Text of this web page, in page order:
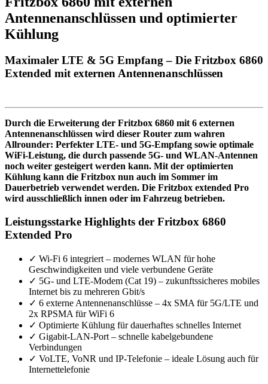
Antennenanschlüssen und optimierter
Kühlung
Maximaler LTE & 5G Empfang – Die Fritzbox 6860
Extended mit externen Antennenanschlüssen
Durch die Erweiterung der Fritzbox 6860 mit 6 externen
Antennenanschlüssen wird dieser Router zum wahren
Allrounder: Perfekter LTE- und 5G-Empfang sowie optimale
WiFi-Leistung, die durch passende 5G- und WLAN-Antennen
noch weiter gesteigert werden kann. Mit der optimierten
Kühlung kann die Fritzbox nun auch im Sommer im
Dauerbetrieb verwendet werden. Die Fritzbox extended Pro
wird ausschließlich innen oder im Fahrzeug betrieben.
Leistungsstarke Highlights der Fritzbox 6860
Extended Pro
✓ Wi-Fi 6 integriert – modernes WLAN für hohe
Geschwindigkeiten und viele verbundene Geräte
✓ 5G- und LTE-Modem (Cat 19) – zukunftssicheres mobiles
Internet bis zu mehreren Gbit/s
✓ 6 externe Antennenanschlüsse – 4x SMA für 5G/LTE und
2x RPSMA für WiFi 6
✓ Optimierte Kühlung für dauerhaftes schnelles Internet
✓ Gigabit-LAN-Port – schnelle kabelgebundene
Verbindungen
✓ VoLTE, VoNR und IP-Telefonie – ideale Lösung auch für
Internettelefonie